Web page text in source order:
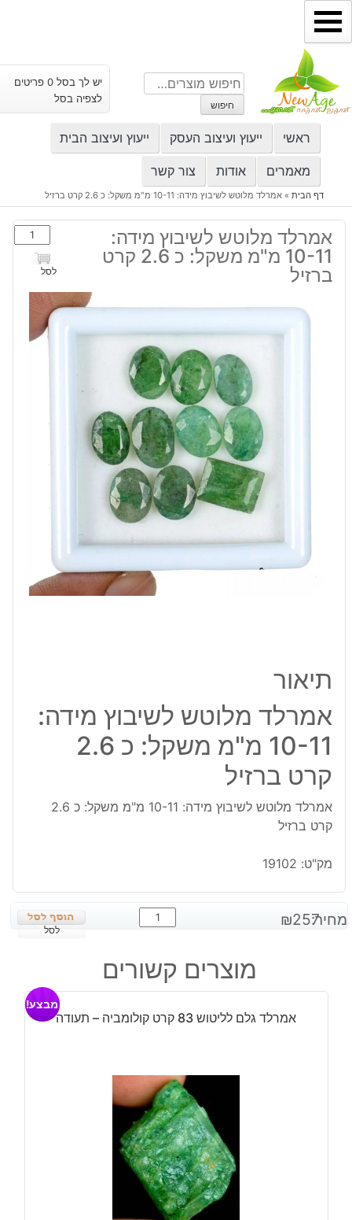
דילוג
לתוכן
חיפוש
עבור:
חיפוש
יש לך בסל 0 פריטים
לצפיה בסל
ראשי ייעוץ ועיצוב העסק ייעוץ ועיצוב הבית
מאמרים אודות צור קשר
דף הבית» אמרלד מלוטש לשיבוץ מידה: 10-11 מ"מ משקל: כ 2.6 קרט ברזיל
אמרלד מלוטש לשיבוץ מידה:
10-11 מ"מ משקל: כ 2.6 קרט
ברזיל
כמות
של
אמרלד
לשיבוץ
מידה:
10-
לסל
תיאור
אמרלד מלוטש לשיבוץ מידה:
10-11 מ"מ משקל: כ 2.6
קרט ברזיל
אמרלד מלוטש לשיבוץ מידה: 10-11 מ"מ משקל: כ 2.6
קרט ברזיל
מק"ט: 19102
מחיר: ₪257
כמות
של
מלוטש
לשיבוץ
10-
משקל:
כ
2.6
קרט
ברזיל
לסל
מוצרים קשורים
אמרלד גלם לליטוש 83 קרט קולומביה – תעודה
מבצע!